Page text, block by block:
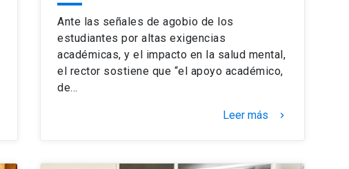
Ante las señales de agobio de los
estudiantes por altas exigencias
académicas, y el impacto en la salud mental,
el rector sostiene que “el apoyo académico,
de…
Leer más keyboard_arrow_right